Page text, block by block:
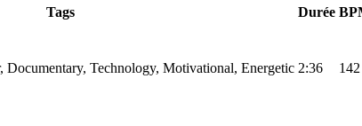
Tags Durée
Documentary, Technology, Motivational, Energetic 2:36 142